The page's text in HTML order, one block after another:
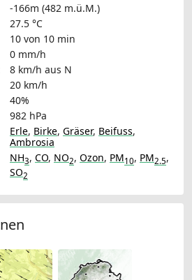
-166m (482 m.ü.M.)
27.5 °C
10 von 10 min
0 mm/h
8 km/h aus N
20 km/h
40%
982 hPa
Erle, Birke, Gräser, Beifuss,
Ambrosia
NH3, CO, NO2, Ozon, PM10, PM2.5,
SO2